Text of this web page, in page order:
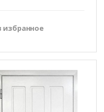
избранное